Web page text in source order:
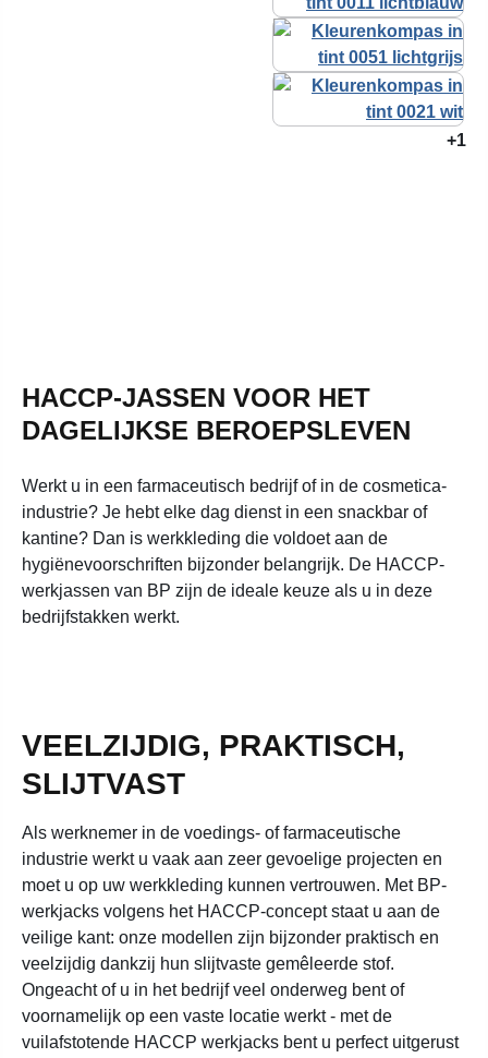
+1
HACCP-JASSEN VOOR HET
DAGELIJKSE BEROEPSLEVEN
Werkt u in een farmaceutisch bedrijf of in de cosmetica-
industrie? Je hebt elke dag dienst in een snackbar of
kantine? Dan is werkkleding die voldoet aan de
hygiënevoorschriften bijzonder belangrijk. De HACCP-
werkjassen van BP zijn de ideale keuze als u in deze
bedrijfstakken werkt.
VEELZIJDIG, PRAKTISCH,
SLIJTVAST
Als werknemer in de voedings- of farmaceutische
industrie werkt u vaak aan zeer gevoelige projecten en
moet u op uw werkkleding kunnen vertrouwen. Met BP-
werkjacks volgens het HACCP-concept staat u aan de
veilige kant: onze modellen zijn bijzonder praktisch en
veelzijdig dankzij hun slijtvaste gemêleerde stof.
Ongeacht of u in het bedrijf veel onderweg bent of
voornamelijk op een vaste locatie werkt - met de
vuilafstotende HACCP werkjacks bent u perfect uitgerust